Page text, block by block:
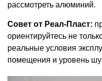
рассмотреть алюминий.
Совет от Реал-Пласт:
ориентируйтесь не
реальные условия
помещения и уровень